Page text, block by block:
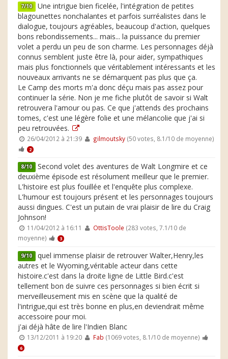
7/10 Une intrigue bien ficelée, l'intégration de petites
blagounettes nonchalantes et parfois surréalistes dans le
dialogue, toujours agréables, beaucoup d'action, quelques
bons rebondissements... mais... la puissance du premier
volet a perdu un peu de son charme. Les personnages déjà
connus semblent juste être là, pour aider, sympathiques
mais plus fonctionnels que véritablement intéressants et les
nouveaux arrivants ne se démarquent pas plus que ça.
Le Camp des morts m'a donc déçu mais pas assez pour
continuer la série. Non je me fiche plutôt de savoir si Walt
retrouvera l'amour ou pas. Ce que j'attends des prochains
tomes, c'est une légère folie et une mélancolie que j'ai si
peu retrouvées.
26/04/2012 à 21:39 gilmoutsky(50 votes, 8.1/10 de moyenne)
2
8/10 Second volet des aventures de Walt Longmire et ce
deuxième épisode est résolument meilleur que le premier.
L'histoire est plus fouillée et l'enquête plus complexe.
L'humour est toujours présent et les personnages toujours
aussi dingues. C'est un putain de vrai plaisir de lire du Craig
Johnson!
11/04/2012 à 16:11 OttisToole (283 votes, 7.1/10 de
moyenne)
3
9/10 quel immense plaisir de retrouver Walter,Henry,les
autres et le Wyoming,véritable acteur dans cette
histoire.c'est dans la droite ligne de Little Bird.c'est
tellement bon de suivre ces personnages si bien écrit si
merveilleusement mis en scène que la qualité de
l'intrigue,qui est très bonne en plus,en deviendrait même
accessoire pour moi.
j'ai déjà hâte de lire l'Indien Blanc
13/12/2011 à 19:20 Fab (1069 votes, 8.1/10 de moyenne)
6